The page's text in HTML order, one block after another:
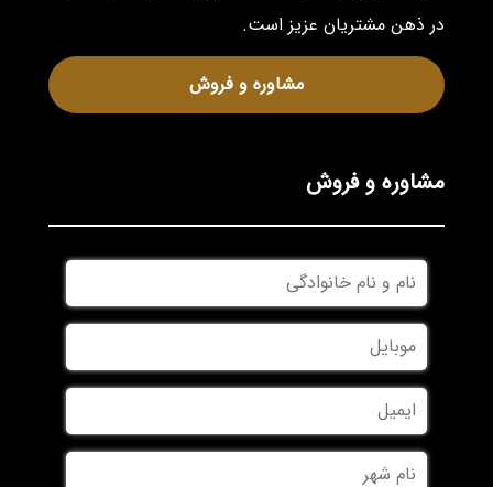
در ذهن مشتریان عزیز است.
مشاوره و فروش
مشاوره و فروش
نام
و
نام
خانوادگی
موبایل
ایمیل
نام